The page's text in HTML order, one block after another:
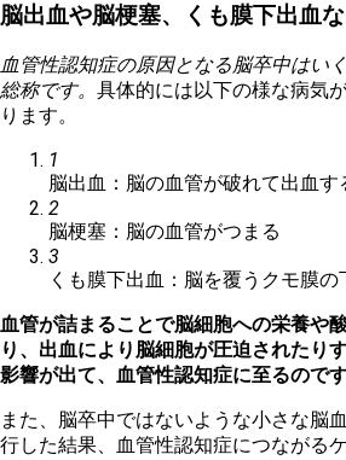
脳出血や脳梗塞、くも膜下出血
血管性認知症の原因となる脳卒中はい
総称です。 具体的には以下の様な病気
ります。
1
脳出血：脳の血管が破れて出血す
2
脳梗塞：脳の血管がつまる
3
くも膜下出血：脳を覆うクモ膜の
血管が詰まることで脳細胞への栄養や
り、出血により脳細胞が圧迫されたり
影響が出て、血管性認知症に至るのです
また、脳卒中ではないような小さな脳
行した結果、血管性認知症につながる